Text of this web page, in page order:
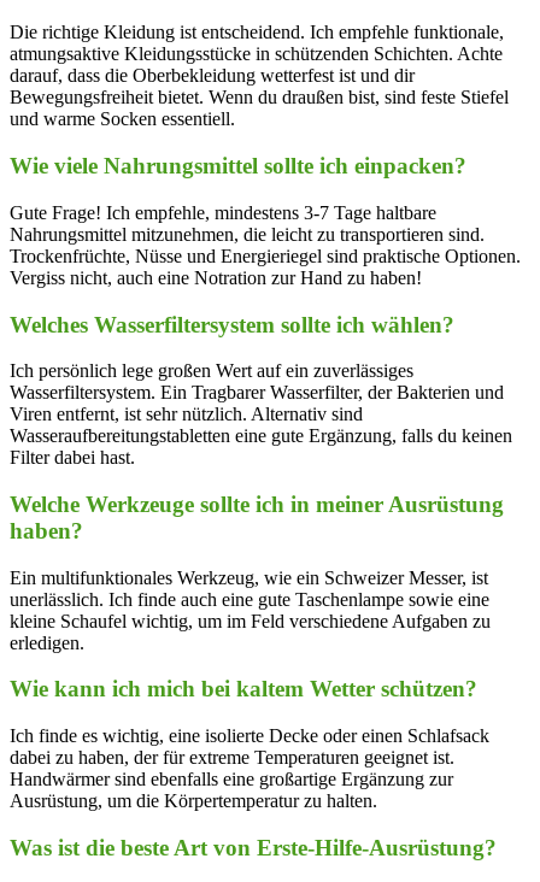
Die ‍richtige Kleidung ist entscheidend. Ich empfehle funktionale,
atmungsaktive Kleidungsstücke in schützenden Schichten. Achte
darauf, ⁢dass die⁣ Oberbekleidung wetterfest ist und dir
Bewegungsfreiheit bietet. ⁤Wenn du draußen​ bist, sind feste Stiefel
und ​warme⁣ Socken essentiell.
Wie viele Nahrungsmittel‍ sollte ‌ich einpacken?
Gute Frage! Ich empfehle, mindestens 3-7 ⁤Tage haltbare
Nahrungsmittel ⁤mitzunehmen, die leicht zu ⁤transportieren sind.
Trockenfrüchte, Nüsse und Energieriegel sind praktische Optionen.
Vergiss nicht, auch eine Notration zur⁣ Hand zu haben!
Welches Wasserfiltersystem⁤ sollte ich wählen?
Ich persönlich lege großen Wert auf ein zuverlässiges
Wasserfiltersystem. Ein Tragbarer Wasserfilter, der Bakterien und
Viren entfernt, ist sehr nützlich. Alternativ sind
⁤Wasseraufbereitungstabletten eine ‍gute Ergänzung, falls​ du keinen
Filter dabei ​hast.
Welche Werkzeuge sollte ich in meiner Ausrüstung
⁣haben?
Ein multifunktionales Werkzeug, ‍wie ein Schweizer Messer, ist⁣
unerlässlich. Ich‌ finde auch ‍eine gute Taschenlampe sowie⁤ eine
kleine Schaufel wichtig, um​ im‍ Feld verschiedene Aufgaben zu
erledigen.
Wie kann ich mich bei kaltem Wetter​ schützen?
Ich finde es wichtig, eine⁢ isolierte Decke⁣ oder⁣ einen Schlafsack
dabei zu haben, der für extreme Temperaturen geeignet ‍ist.
Handwärmer sind ebenfalls eine großartige Ergänzung zur
Ausrüstung, um die Körpertemperatur zu halten.
Was ist die beste Art von Erste-Hilfe-Ausrüstung?